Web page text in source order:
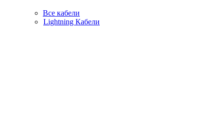
Все кабели
Lightning Кабели